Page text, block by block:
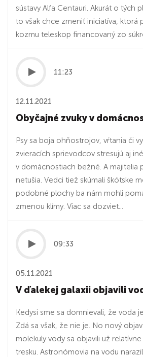
sústavy Alfa Centauri. Akurát o tých
to však chce zmeniť iniciatíva, ktorá
kozmu teleskop financovaný zo
11:23
12.11.2021
Obyčajné zvuky v
Psy sa boja ohňostrojov, vŕtania či
zvieracích sprievodcov stresujú aj
v domácnostiach bežné. A majitelia
netušia. Vedci tiež skúmali škótske
podobné plochy ba nám mohli
zmenou klímy. Viac sa dozviet...
09:33
05.11.2021
V ďalekej galaxii objavili
Kedysi sme sa domnievali, že voda
Zdá sa však, že nie je. No nový
molekuly vody sa objavili už
tresku. Astronómovia na vodu